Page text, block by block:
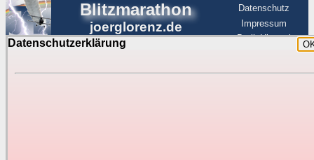
Datenschutzerklärung
Blitzmarathon
joerglorenz.de
Datenschutz
Impressum
BerlinHimmel
Blitzmarathon
Luftfahrt